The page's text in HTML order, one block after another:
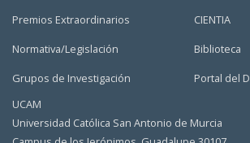
Premios Extraordinarios
Normativa/Legislación
Grupos de Investigación
CIENTIA
Biblioteca
Portal del
UCAM
Universidad Católica San Antonio de Murcia